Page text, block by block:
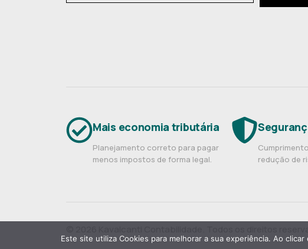
Mais economia tributária
Planejamento correto para pagar
menos impostos de forma legal.
redução de
Este site utiliza Cookies para melhorar a sua experiência. Ao